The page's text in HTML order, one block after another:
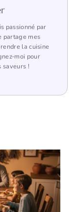
passionné par
partage mes
la cuisine
moi pour
saveurs !